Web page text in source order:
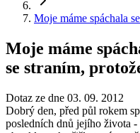
Moje máme spáchala
Moje máme
se straním,
Dotaz ze dne 03. 09. 2012
Dobrý den, před půl rokem
posledních dnů jejího života -